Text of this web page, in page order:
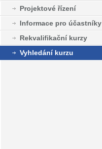
Projektové řízení
Informace pro účastníky
Rekvalifikační kurzy
Vyhledání kurzu